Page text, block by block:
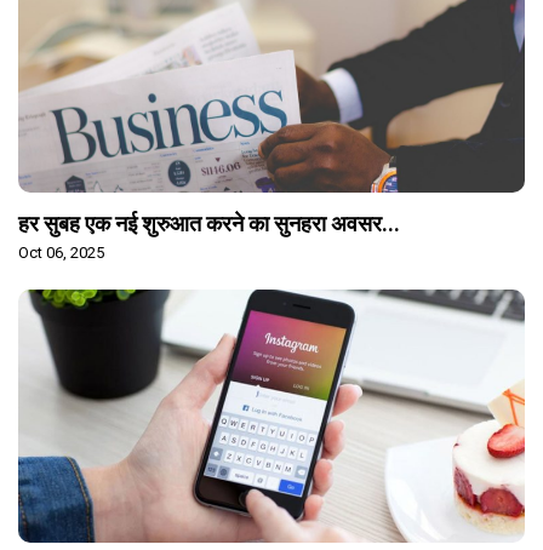
हर सुबह एक नई शुरुआत करने का सुनहरा अवसर...
Oct 06, 2025